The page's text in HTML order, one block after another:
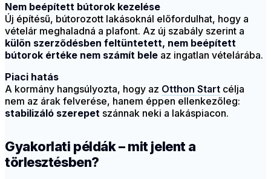
Nem beépített bútorok kezelése
Új építésű, bútorozott lakásoknál előfordulhat, hogy a
vételár meghaladná a plafont. Az új szabály szerint a
külön szerződésben feltüntetett, nem beépített
bútorok értéke nem számít bele az ingatlan vételárába.
Piaci hatás
A kormány hangsúlyozta, hogy az Otthon Start célja
nem az árak felverése, hanem éppen ellenkezőleg:
stabilizáló szerepet szánnak neki a lakáspiacon.
Gyakorlati példák – mit jelent a
törlesztésben?